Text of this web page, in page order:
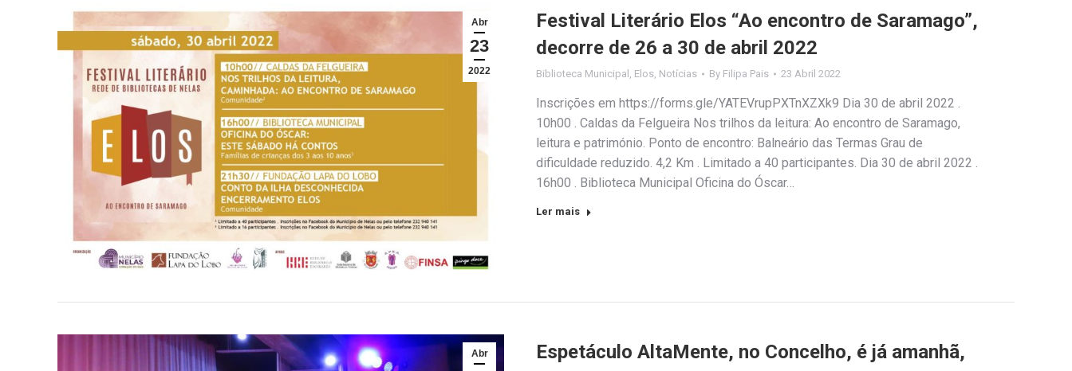
Abr
23
2022
Festival Literário Elos “Ao encontro de Saramago”,
decorre de 26 a 30 de abril 2022
Biblioteca Municipal Elos Notícias By Filipa Pais 23 Abril 2022
Inscrições em https://forms.gle/YATEVrupPXTnXZXk9 Dia 30 de abril 2022 .
10h00 . Caldas da Felgueira Nos trilhos da leitura: Ao encontro de Saramago,
leitura e património. Ponto de encontro: Balneário das Termas Grau de
dificuldade reduzido. 4,2 Km . Limitado a 40 participantes. Dia 30 de abril 2022 .
16h00 . Biblioteca Municipal Oficina do Óscar…
Ler mais
Abr
Espetáculo AltaMente, no Concelho, é já amanhã,